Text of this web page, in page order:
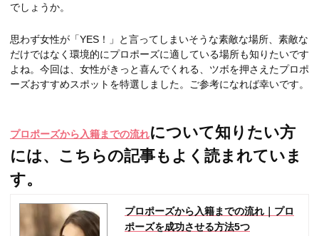
でしょうか。
思わず女性が「YES！」と言ってしまいそうな素敵な場所、素敵な
だけではなく環境的にプロポーズに適している場所も知りたいです
よね。今回は、女性がきっと喜んでくれる、ツボを押さえたプロポ
ーズおすすめスポットを特選しました。ご参考になれば幸いです。
プロポーズから入籍までの流れについて知りたい方
には、こちらの記事もよく読まれていま
す。
プロポーズから入籍までの流れ｜プロ
ポーズを成功させる方法5つ